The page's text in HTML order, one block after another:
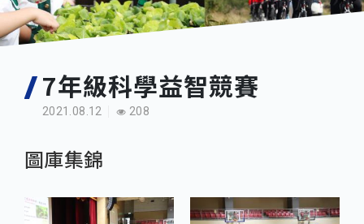
🎊
8月3日 分科成績公布
🎉🎉🎉狂賀! 12望蘇同學榮錄MIT麻省理工學院，本校
連續兩年錄取世界第一學府！
7年級科學益智競賽
2021.08.12 208
圖庫集錦